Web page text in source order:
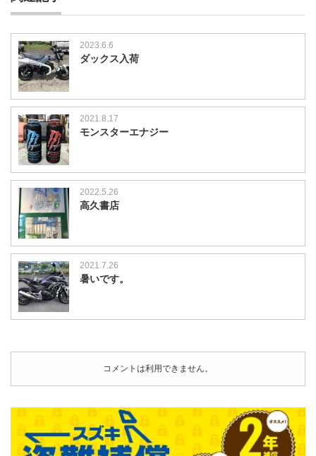
2023.6.6
ダックス入荷
2021.8.17
モンスターエナジー
2022.5.26
高久書店
2021.7.26
暑いです。
コメントは利用できません。